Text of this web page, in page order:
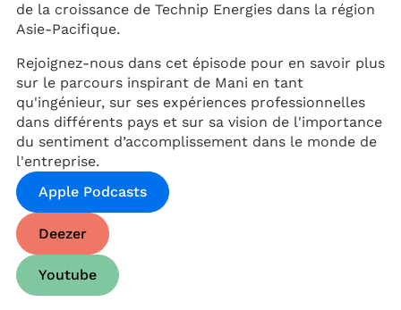
de la croissance de Technip Energies dans la région
Asie-Pacifique.
Rejoignez-nous dans cet épisode pour en savoir plus
sur le parcours inspirant de Mani en tant
qu'ingénieur, sur ses expériences professionnelles
dans différents pays et sur sa vision de l'importance
du sentiment d’accomplissement dans le monde de
l'entreprise.
Apple Podcasts
Deezer
Youtube